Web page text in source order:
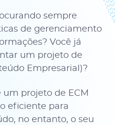
sempre
de gerenciamento
Você já
um projeto de
Empresarial)?
projeto de ECM
eficiente para
no entanto, o seu